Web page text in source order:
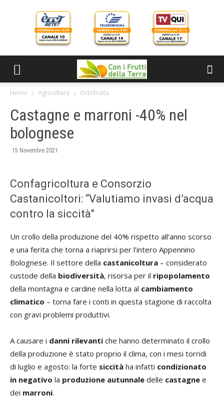
Home Agricoltura Ortofrutta
Castagne e marroni -40% nel
bolognese
15 Novembre 2021
Confagricoltura e Consorzio
Castanicoltori: “Valutiamo invasi d’acqua
contro la siccità”
Un crollo della produzione del 40% rispetto all’anno scorso
e una ferita che torna a riaprirsi per l’intero Appennino
Bolognese. Il settore della castanicoltura – considerato
custode della biodiversità, risorsa per il ripopolamento
della montagna e cardine nella lotta al cambiamento
climatico – torna fare i conti in questa stagione di raccolta
con gravi problemi produttivi.
A causare i danni rilevanti che hanno determinato il crollo
della produzione è stato proprio il clima, con i mesi torridi
di luglio e agosto: la forte siccità ha infatti condizionato
in negativo la produzione autunnale delle castagne e
dei marroni.